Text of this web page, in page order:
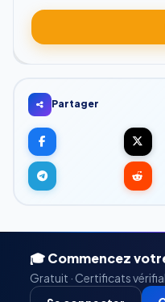
Partager
🎓 Commencez
Gratuit · Certificats